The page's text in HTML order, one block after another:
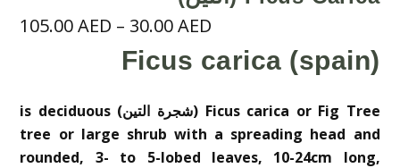
30.00AED
–
105.00AED
Ficus carica (spain)
Ficus carica or Fig Tree (شجرة التين) is deciduous
tree or large shrub with a spreading head and
rounded, 3- to 5-lobed leaves, 10-24cm long,